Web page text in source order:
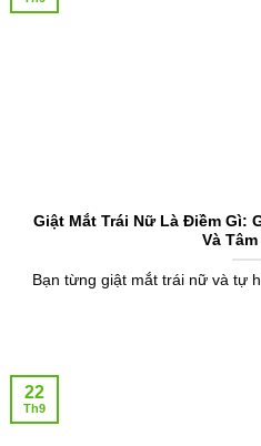
Giật Mắt Trái Nữ Là Điềm Gì:
Và
Bạn từng giật mắt trái nữ và tự
22
Th9